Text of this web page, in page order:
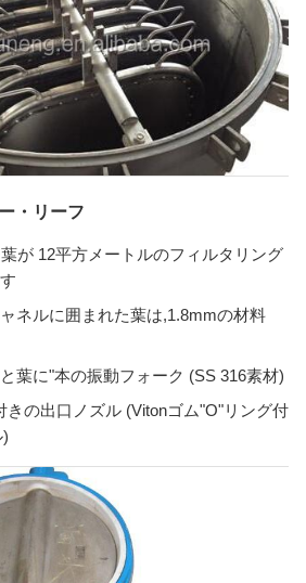
・リーフ
が 12平方メートルのフィルタリング
ネルに囲まれた葉は,1.8mmの材料
葉に"本の振動フォーク (SS 316素材)
きの出口ノズル (Vitonゴム"O"リング付